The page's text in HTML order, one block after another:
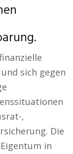
sich gegen
,
Die
in